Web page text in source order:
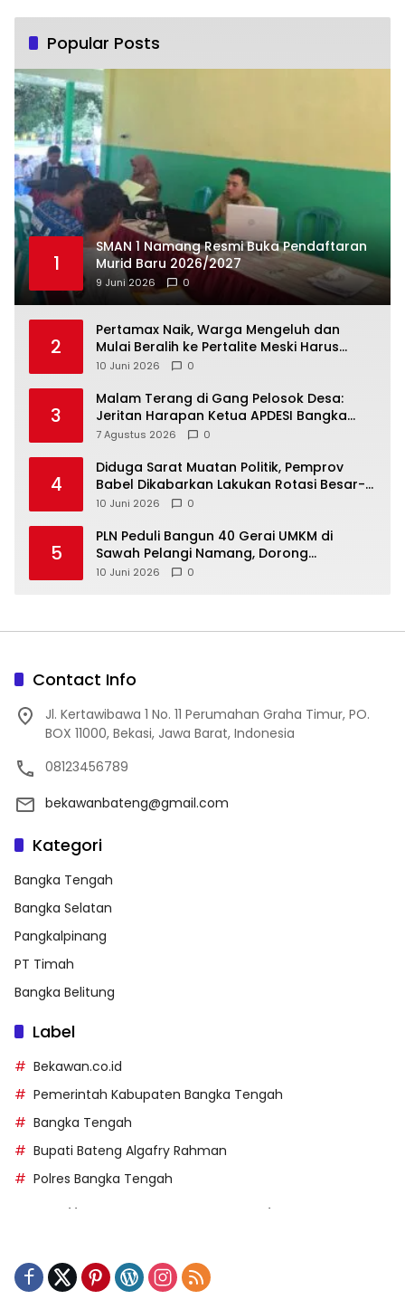
Popular Posts
1
SMAN 1 Namang Resmi Buka Pendaftaran
Murid Baru 2026/2027
9 Juni 2026 0
2
‎Pertamax Naik, Warga Mengeluh dan
Mulai Beralih ke Pertalite Meski Harus
10 Juni 2026 0
3
Malam Terang di Gang Pelosok Desa:
Jeritan Harapan Ketua APDESI Bangka
Tengah untuk PLN Babel
7 Agustus 2026 0
4
‎Diduga Sarat Muatan Politik, Pemprov
Babel Dikabarkan Lakukan Rotasi Besar-
10 Juni 2026 0
5
‎PLN Peduli Bangun 40 Gerai UMKM di
Sawah Pelangi Namang, Dorong
10 Juni 2026 0
Contact Info
Jl. Kertawibawa 1 No. 11 Perumahan Graha Timur, PO.
BOX 11000, Bekasi, Jawa Barat, Indonesia
08123456789
bekawanbateng@gmail.com
Kategori
Bangka Tengah
Bangka Selatan
Pangkalpinang
PT Timah
Bangka Belitung
Label
Bekawan.co.id
Pemerintah Kabupaten Bangka Tengah
Bangka Tengah
Bupati Bateng Algafry Rahman
Polres Bangka Tengah
https://kecsitim.sitarokab.go.id/